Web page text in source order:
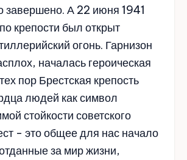
завершено. А 22 июня 1941
крепости был открыт
огонь. Гарнизон
началась героическая
пор Брестская крепость
людей как символ
стойкости советского
- это общее для нас начало
за мир жизни,